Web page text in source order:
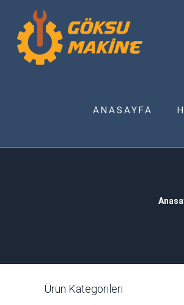
ANASAYFA
Ürün Kategorileri